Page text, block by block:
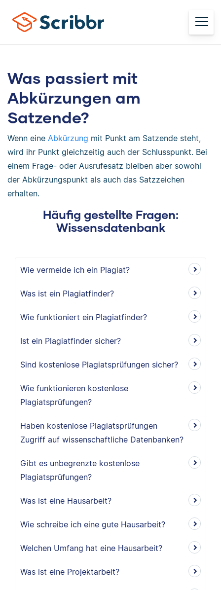
Was passiert mit
Abkürzungen am
Satzende?
Wenn eine Abkürzung mit Punkt am Satzende steht,
wird ihr Punkt gleichzeitig auch der Schlusspunkt. Bei
einem Frage- oder Ausrufesatz bleiben aber sowohl
der Abkürzungspunkt als auch das Satzzeichen
erhalten.
Häufig gestellte Fragen:
Wissensdatenbank
Wie vermeide ich ein Plagiat?
Was ist ein Plagiatfinder?
Wie funktioniert ein Plagiatfinder?
Ist ein Plagiatfinder sicher?
Sind kostenlose Plagiatsprüfungen sicher?
Wie funktionieren kostenlose
Plagiatsprüfungen?
Haben kostenlose Plagiatsprüfungen
Zugriff auf wissenschaftliche Datenbanken?
Gibt es unbegrenzte kostenlose
Plagiatsprüfungen?
Was ist eine Hausarbeit?
Wie schreibe ich eine gute Hausarbeit?
Welchen Umfang hat eine Hausarbeit?
Was ist eine Projektarbeit?